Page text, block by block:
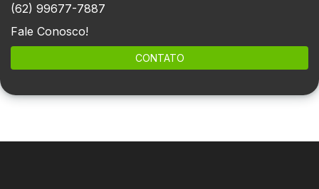
(62) 99677-7887
Fale Conosco!
CONTATO